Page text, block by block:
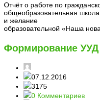
Отчёт о работе по
и желание
образовательной «Наша
Формирование УУД
07.12.2016
3175
0 Комментариев